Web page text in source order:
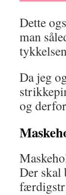
Dette
man
Da jeg
og
Der skal